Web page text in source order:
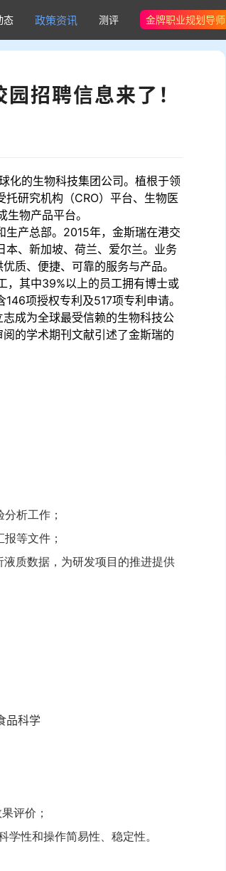
态 政策资讯 测评 金牌职业规划导师
招聘信息来了！
化的生物科技集团公司。植根于领
研究机构（CRO）平台、生物医
物产品平台。
产总部。2015年，金斯瑞在港交
本、新加坡、荷兰、爱尔兰。业务
质、便捷、可靠的服务与产品。
其中39%以上的员工拥有博士或
项授权专利及517项专利申请。
成为全球最受信赖的生物科技公
的学术期刊文献引述了金斯瑞的
析工作；
等文件；
质数据，为研发项目的推进提供
品科学
评价；
学性和操作简易性、稳定性。